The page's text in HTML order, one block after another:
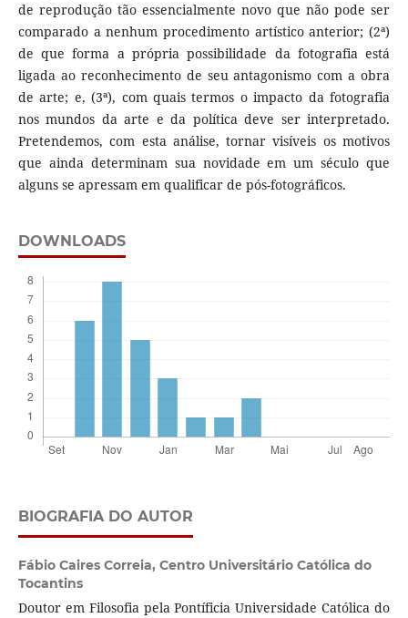
de reprodução tão essencialmente novo que não pode ser
comparado a nenhum procedimento artístico anterior; (2ª)
de que forma a própria possibilidade da fotografia está
ligada ao reconhecimento de seu antagonismo com a obra
de arte; e, (3ª), com quais termos o impacto da fotografia
nos mundos da arte e da política deve ser interpretado.
Pretendemos, com esta análise, tornar visíveis os motivos
que ainda determinam sua novidade em um século que
alguns se apressam em qualificar de pós-fotográficos.
DOWNLOADS
BIOGRAFIA DO AUTOR
Fábio Caires Correia, Centro Universitário Católica do
Tocantins
Doutor em Filosofia pela Pontíficia Universidade Católica do